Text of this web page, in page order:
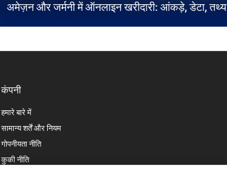
अमेज़न और जर्मनी में ऑनलाइन खरीदारी: आंकड़े, डेटा, तथ्य
कंपनी
हमारे बारे में
सामान्य शर्तें और नियम
गोपनीयता नीति
कुकी नीति